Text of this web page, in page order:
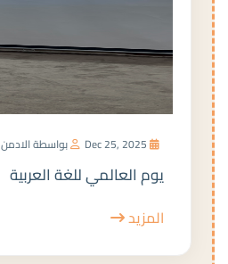
بواسطة الادمن
يوم العالمي للغة العربية
المزيد